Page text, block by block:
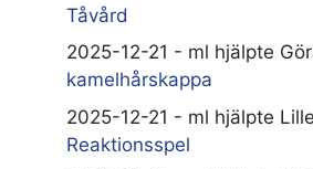
Tåvård
2025-12-21 - ml hjälpte
kamelhårskappa
2025-12-21 - ml hjälpte
Reaktionsspel